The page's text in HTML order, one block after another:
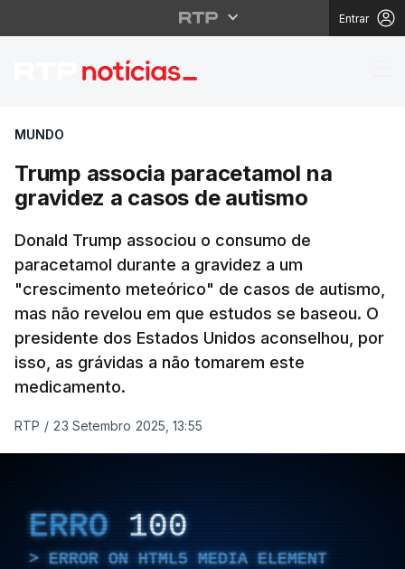
Entrar
Trump associa
MUNDO
Trump associa paracetamol na
gravidez a casos de autismo
Donald Trump associou o consumo de
paracetamol durante a gravidez a um
"crescimento meteórico" de casos de autismo,
mas não revelou em que estudos se baseou. O
presidente dos Estados Unidos aconselhou, por
isso, as grávidas a não tomarem este
medicamento.
RTP / 23 Setembro 2025, 13:55
ERRO 100
ERROR ON HTML5 MEDIA ELEMENT